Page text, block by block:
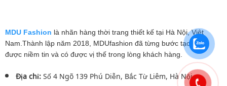
MDU Fashion là nhãn hàng thời trang thiết kế tại Hà Nội, Việt
Nam.Thành lập năm 2018, MDUfashion đã từng bước tạo dựng
được niềm tin và có được vị thế trong lòng khách hàng.
Địa chỉ:Số 4 Ngõ 139 Phú Diễn, Bắc Từ Liêm, Hà Nội.